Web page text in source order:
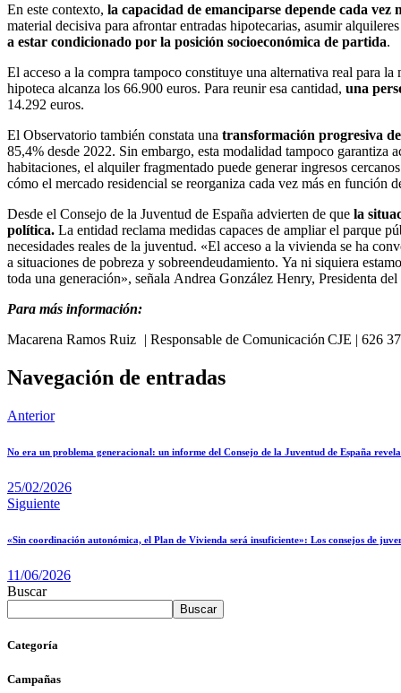
En este contexto, la capacidad de emanciparse depende cada
material decisiva para afrontar entradas hipotecarias, asumir
a estar condicionado por la posición socioeconómica de partida.
El acceso a la compra tampoco constituye una alternativa real para
hipoteca alcanza los 66.900 euros. Para reunir esa cantidad, una
14.292 euros.
El Observatorio también constata una transformación progresiva
85,4% desde 2022. Sin embargo, esta modalidad tampoco garantiza
habitaciones, el alquiler fragmentado puede generar ingresos
cómo el mercado residencial se reorganiza cada vez más en
Desde el Consejo de la Juventud de España advierten de que la
política. La entidad reclama medidas capaces de ampliar el parque
necesidades reales de la juventud. «El acceso a la vivienda se ha
a situaciones de pobreza y sobreendeudamiento. Ya ni siquiera
toda una generación», señala Andrea González Henry, Presidenta
Para más información:
Macarena Ramos Ruiz | Responsable de Comunicación CJE | 626
Navegación de entradas
Anterior
No era un problema generacional: un informe del Consejo de la Juventud de España
25/02/2026
Siguiente
«Sin coordinación autonómica, el Plan de Vivienda será insuficiente»: Los consejos de
11/06/2026
Buscar
Buscar
Categoría
Campañas